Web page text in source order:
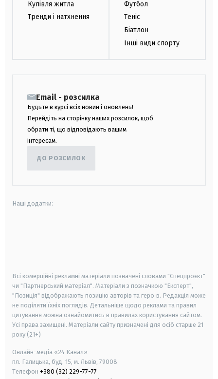
Купівля житла
Тренди і натхнення
Футбол
Теніс
Біатлон
Інші види спорту
Email - розсилка
Будьте в курсі всіх новин і оновлень!
Перейдіть на сторінку наших розсилок, щоб
обрати ті, що відповідають вашим
інтересам.
ДО РОЗСИЛОК
Наші додатки:
Всі комерційні рекламні матеріали позначені словами "Спецпроєкт"
чи "Партнерський матеріал". Матеріали з позначкою "Експерт",
"Позиція" відображають позицію авторів та героїв. Редакція може
не поділяти їхніх поглядів. Детальніше щодо реклами та правил
цитування можна ознайомитись в правилах користування сайтом.
Усі права захищені. Матеріали сайту призначені для осіб старше 21
року (21+)
Онлайн-медіа «24 Канал»
пл. Галицька, буд. 15, м. Львів, 79008
Телефон +380 (32) 229-77-77